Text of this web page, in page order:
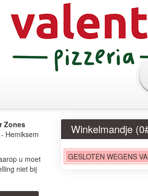
Zones
Hemiksem
u moet
niet bij
Winkelmandje (0
GESLOTEN WEGENS